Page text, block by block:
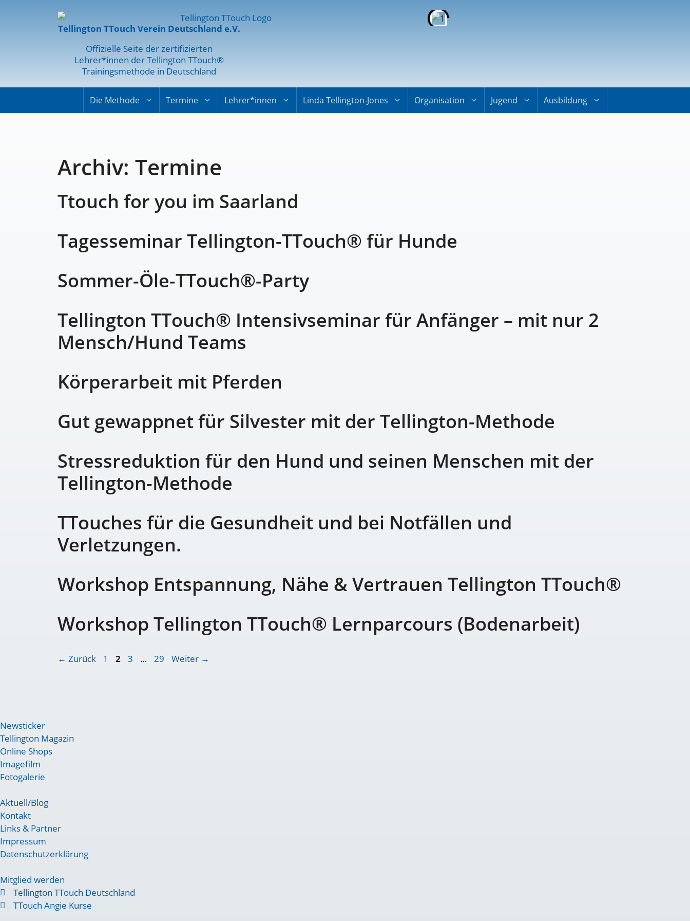
Tellington TTouch Verein Deutschland e.V.
Offizielle Seite der zertifizierten
Lehrer*innen der Tellington TTouch®
Trainingsmethode in Deutschland
Die Methode Termine Lehrer*innen Linda Tellington-Jones Organisation Jugend Ausbildung
Archiv: Termine
Ttouch for you im Saarland
Tagesseminar Tellington-TTouch® für Hunde
Sommer-Öle-TTouch®-Party
Tellington TTouch® Intensivseminar für Anfänger – mit nur 2
Mensch/Hund Teams
Körperarbeit mit Pferden
Gut gewappnet für Silvester mit der Tellington-Methode
Stressreduktion für den Hund und seinen Menschen mit der
Tellington-Methode
TTouches für die Gesundheit und bei Notfällen und
Verletzungen.
Workshop Entspannung, Nähe & Vertrauen Tellington TTouch®
Workshop Tellington TTouch® Lernparcours (Bodenarbeit)
← Zurück 1 2 3 … 29 Weiter →
Newsticker
Tellington Magazin
Online Shops
Imagefilm
Fotogalerie
Aktuell/Blog
Kontakt
Links & Partner
Impressum
Datenschutzerklärung
Mitglied werden
Tellington TTouch Deutschland
TTouch Angie Kurse